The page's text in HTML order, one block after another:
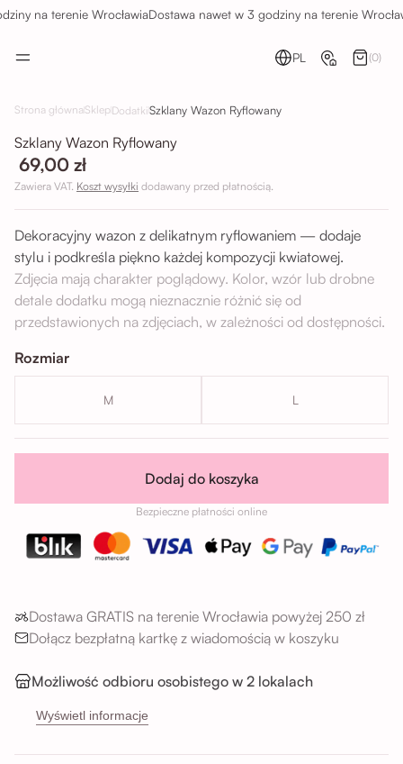
na terenie WrocławiaDostawa nawet w 3 godziny na terenie
PL (0)
Strona główna Sklep DodatkiSzklany Wazon Ryflowany
Szklany Wazon Ryflowany
69,00 zł
Zawiera VAT. Koszt wysyłki dodawany przed płatnością.
Dekoracyjny wazon z delikatnym ryflowaniem — dodaje
stylu i podkreśla piękno każdej kompozycji kwiatowej.
Zdjęcia mają charakter poglądowy. Kolor, wzór lub drobne
detale dodatku mogą nieznacznie różnić się od
przedstawionych na zdjęciach, w zależności od dostępności.
Rozmiar
M L
Dodaj do koszyka
Bezpieczne płatności online
Dostawa GRATIS na terenie Wrocławia powyżej 250 zł
Dołącz bezpłatną kartkę z wiadomością w koszyku
Możliwość odbioru osobistego w 2 lokalach
Sikorskiego 5H, 53-659 Wrocław
Wyświetl informacje